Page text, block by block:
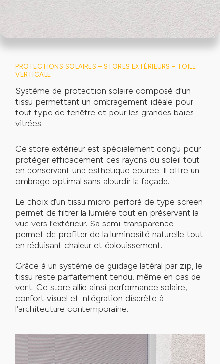
PROTECTIONS SOLAIRES – STORES EXTÉRIEURS – TOILE
VERTICALE
Système de protection solaire composé d’un
tissu permettant un ombragement idéale pour
tout type de fenêtre et pour les grandes baies
vitrées.
Ce store extérieur est spécialement conçu pour
protéger efficacement des rayons du soleil tout
en conservant une esthétique épurée. Il offre un
ombrage optimal sans alourdir la façade.
Le choix d’un tissu micro-perforé de type screen
permet de filtrer la lumière tout en préservant la
vue vers l’extérieur. Sa semi-transparence
permet de profiter de la luminosité naturelle tout
en réduisant chaleur et éblouissement.
Grâce à un système de guidage latéral par zip, le
tissu reste parfaitement tendu, même en cas de
vent. Ce store allie ainsi performance solaire,
confort visuel et intégration discrète à
l’architecture contemporaine.